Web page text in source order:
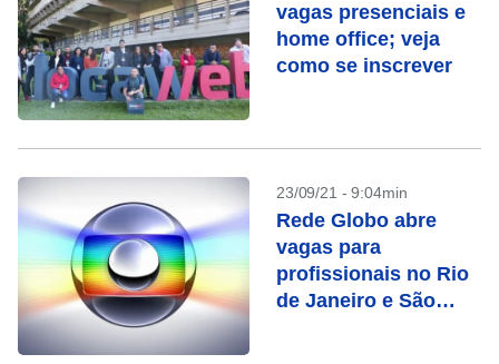
vagas presenciais e
home office; veja
como se inscrever
23/09/21 - 9:04min
Rede Globo abre
vagas para
profissionais no Rio
de Janeiro e São